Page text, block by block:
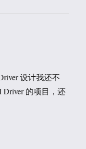
设计我还不
Driver 的项目，还